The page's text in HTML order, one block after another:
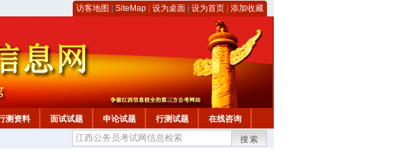
访客地图 SiteMap 设为桌面 设为首页 添加收藏
测资料 面试试题 申论试题 行测试题 在线咨询
搜索